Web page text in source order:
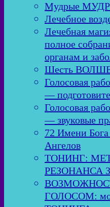
Мудрые
Лечебное
Лечебная
полное
органам и
Шесть
Голосовая
—
Голосовая
— звуковые
72 Имени
Ангелов
ТОНИНГ:
РЕЗОНАНСА
ГОЛОСОМ: